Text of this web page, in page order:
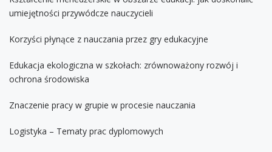
umiejętności przywódcze nauczycieli
Korzyści płynące z nauczania przez gry edukacyjne
Edukacja ekologiczna w szkołach: zrównoważony rozwój i
ochrona środowiska
Znaczenie pracy w grupie w procesie nauczania
Logistyka – Tematy prac dyplomowych